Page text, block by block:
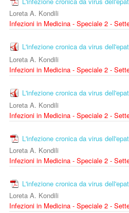
Loreta A. Kondili
Infezioni in Medicina - Speciale 2 -
L'infezione cronica da virus
Loreta A. Kondili
Infezioni in Medicina - Speciale 2 -
L'infezione cronica da virus
Loreta A. Kondili
Infezioni in Medicina - Speciale 2 -
L'infezione cronica da virus
Loreta A. Kondili
Infezioni in Medicina - Speciale 2 -
L'infezione cronica da virus
Loreta A. Kondili
Infezioni in Medicina - Speciale 2 -